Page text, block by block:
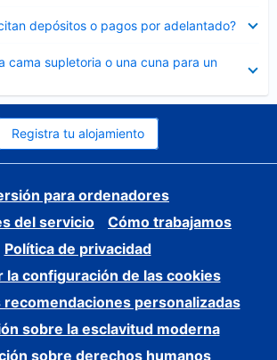
depósitos o pagos por adelantado?
cama supletoria o una cuna para un
Registra tu alojamiento
para ordenadores
del servicio
Cómo trabajamos
Política de privacidad
la configuración de las cookies
recomendaciones personalizadas
sobre la esclavitud moderna
sobre derechos humanos